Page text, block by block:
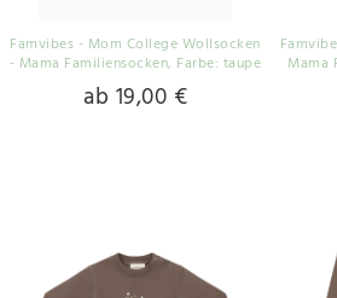
Famvibes - Mom College Wollsocken
- Mama Familiensocken, Farbe: taupe
ab 19,00 €
Mama